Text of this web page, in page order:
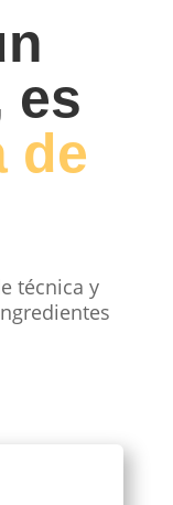
es
de
técnica y